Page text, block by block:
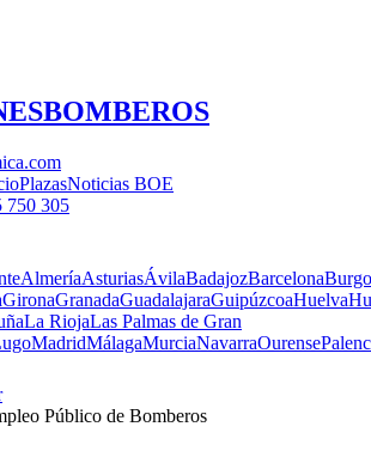
BOMBEROS
PlazasNoticias BOE
750 305
AlmeríaAsturiasÁvilaBadajozBarcelona
GironaGranadaGuadalajaraGuipúzcoaHuelva
La RiojaLas Palmas de Gran
MadridMálagaMurciaNavarraOurense
Público de Bomberos